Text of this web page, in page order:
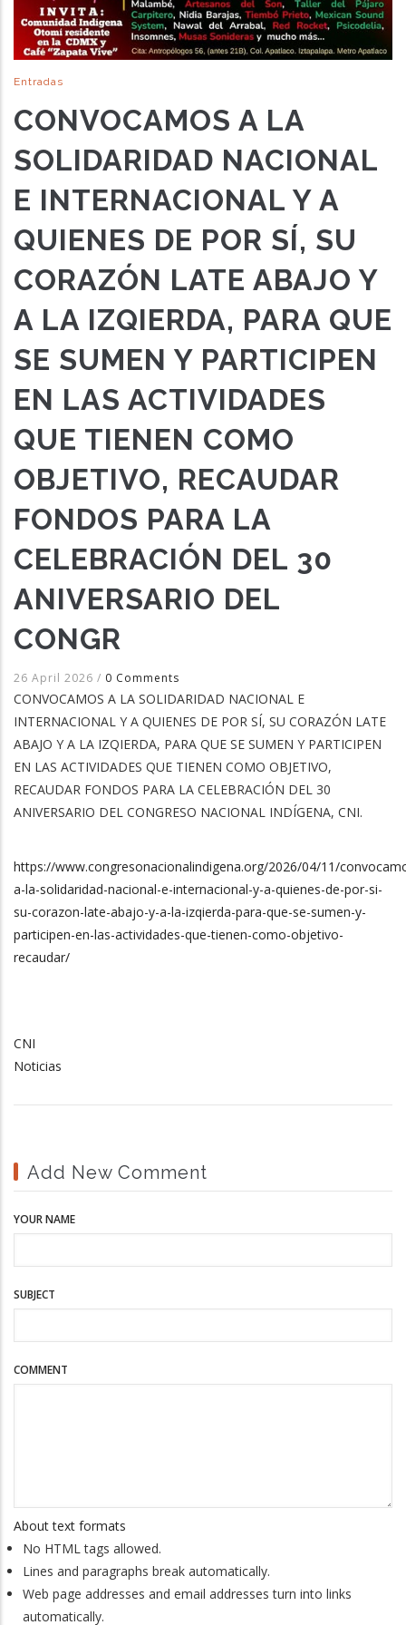
Entradas
CONVOCAMOS A LA
SOLIDARIDAD NACIONAL
E INTERNACIONAL Y A
QUIENES DE POR SÍ, SU
CORAZÓN LATE ABAJO Y
A LA IZQIERDA, PARA QUE
SE SUMEN Y PARTICIPEN
EN LAS ACTIVIDADES
QUE TIENEN COMO
OBJETIVO, RECAUDAR
FONDOS PARA LA
CELEBRACIÓN DEL 30
ANIVERSARIO DEL
CONGR
26 April 2026 / 0 Comments
CONVOCAMOS A LA SOLIDARIDAD NACIONAL E
INTERNACIONAL Y A QUIENES DE POR SÍ, SU CORAZÓN LATE
ABAJO Y A LA IZQIERDA, PARA QUE SE SUMEN Y PARTICIPEN
EN LAS ACTIVIDADES QUE TIENEN COMO OBJETIVO,
RECAUDAR FONDOS PARA LA CELEBRACIÓN DEL 30
ANIVERSARIO DEL CONGRESO NACIONAL INDÍGENA, CNI.
https://www.congresonacionalindigena.org/2026/04/11/
a-la-solidaridad-nacional-e-internacional-y-a-quienes-de-por-si-
su-corazon-late-abajo-y-a-la-izqierda-para-que-se-sumen-y-
participen-en-las-actividades-que-tienen-como-objetivo-
recaudar/
CNI
Noticias
Add New Comment
YOUR NAME
SUBJECT
COMMENT
About text formats
No HTML tags allowed.
Lines and paragraphs break automatically.
Web page addresses and email addresses turn into links
automatically.